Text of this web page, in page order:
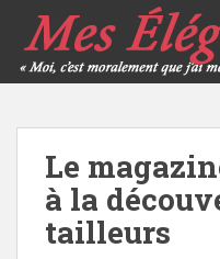
Le
à la
tailleurs